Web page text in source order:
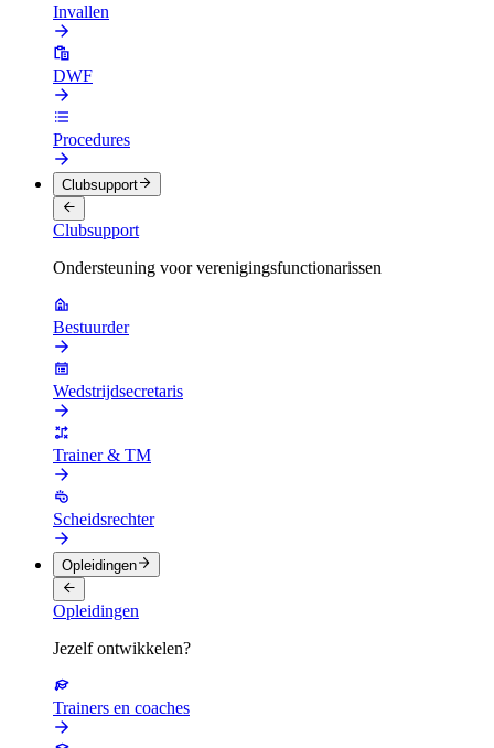
Invallen
DWF
Procedures
Clubsupport
Clubsupport
Ondersteuning voor verenigingsfunctionarissen
Bestuurder
Wedstrijdsecretaris
Trainer & TM
Scheidsrechter
Opleidingen
Opleidingen
Jezelf ontwikkelen?
Trainers en coaches